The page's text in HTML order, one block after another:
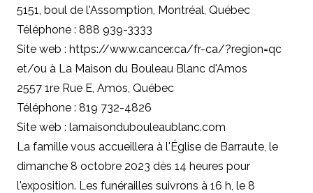
5151, boul de l'Assomption, Montréal, Québec
Téléphone : 888 939-3333
Site web : https://www.cancer.ca/fr-ca/?region=qc
et/ou à La Maison du Bouleau Blanc d'Amos
2557 1re Rue E, Amos, Québec
Téléphone : 819 732-4826
Site web : lamaisondubouleaublanc.com
La famille vous accueillera à l'Église de Barraute, le
dimanche 8 octobre 2023 dès 14 heures pour
l'exposition. Les funérailles suivrons à 16 h, le 8